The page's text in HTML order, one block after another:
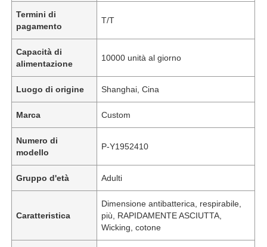
Termini di
pagamento
T/T
Capacità di
alimentazione
10000 unità al giorno
Luogo di origine Shanghai, Cina
Marca Custom
Numero di
modello
P-Y1952410
Gruppo d'età Adulti
Caratteristica
Dimensione antibatterica, respirabile,
più, RAPIDAMENTE ASCIUTTA,
Wicking, cotone